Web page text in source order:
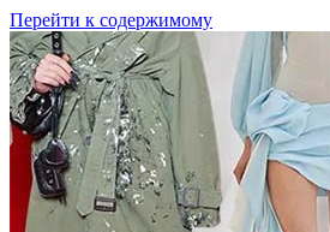
Перейти к содержимому